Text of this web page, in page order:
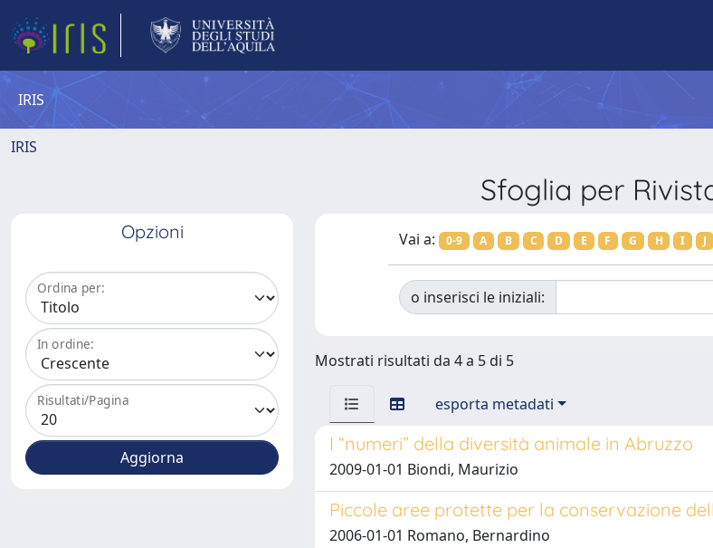
IRIS
IRIS
Sfoglia per
Opzioni
Ordina per:
In ordine:
Risultati/Pagina
Vai a: 0-9 A B C D E F G H I J
o inserisci le iniziali:
Mostrati risultati da 4 a 5 di 5
esporta metadati
I “numeri” della diversità animale in Abruzzo
2009-01-01 Biondi, Maurizio
Piccole aree protette per la conservazione
2006-01-01 Romano, Bernardino